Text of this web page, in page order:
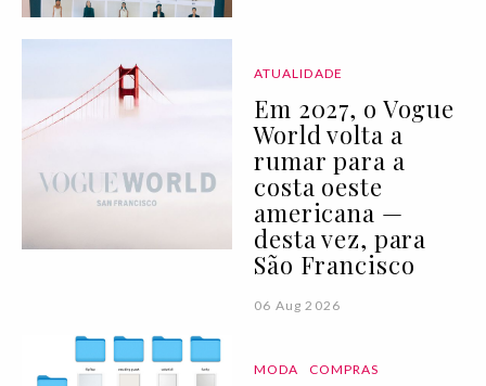
ATUALIDADE
Em 2027, o Vogue
World volta a
rumar para a
costa oeste
americana —
desta vez, para
São Francisco
06 Aug 2026
MODA COMPRAS